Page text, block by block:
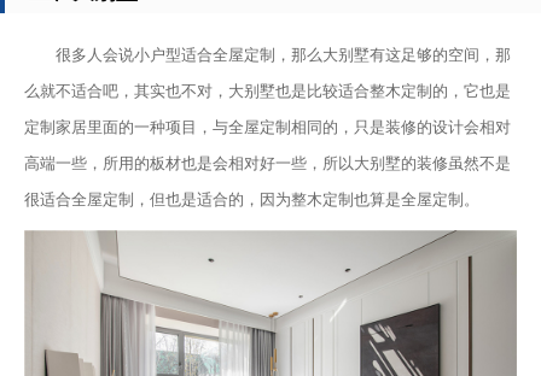
很多人会说小户型适合全屋定制，那么大别墅有这足够的空间，那
么就不适合吧，其实也不对，大别墅也是比较适合整木定制的，它也是
定制家居里面的一种项目，与全屋定制相同的，只是装修的设计会相对
高端一些，所用的板材也是会相对好一些，所以大别墅的装修虽然不是
很适合全屋定制，但也是适合的，因为整木定制也算是全屋定制。